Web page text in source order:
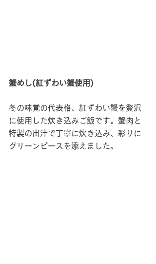
蟹めし(紅ずわい蟹使用)
冬の味覚の代表格、紅ずわい蟹を贅沢
に使用した炊き込みご飯です。蟹肉と
特製の出汁で丁寧に炊き込み、彩りに
グリーンピースを添えました。